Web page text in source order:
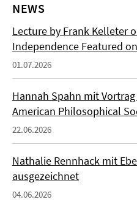
NEWS
Lecture by Frank Kelleter
Independence Featured
01.07.2026
Hannah Spahn mit
American Philosophical
22.06.2026
Nathalie Rennhack mit
ausgezeichnet
04.06.2026